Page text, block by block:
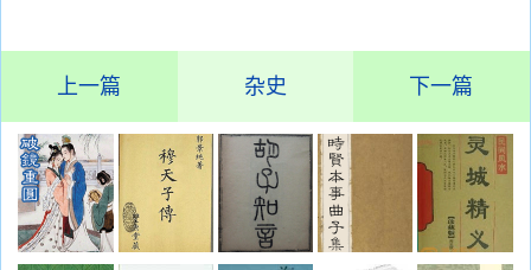
上一篇 杂史 下一篇